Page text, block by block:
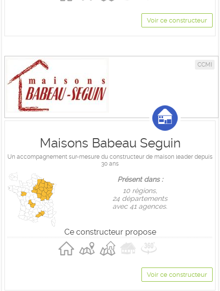
Voir ce constructeur
CCMI
Maisons Babeau Seguin
Un accompagnement sur-mesure du constructeur de maison leader depuis
30 ans
Présent dans :
10 règions,
24 départements
avec 41 agences.
Ce constructeur propose
Voir ce constructeur